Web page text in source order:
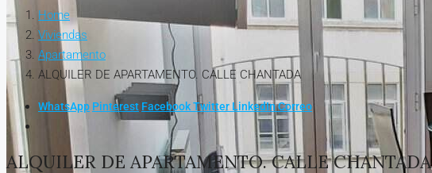
Home
Viviendas
Apartamento
ALQUILER DE APARTAMENTO. CALLE CHANTADA
WhatsApp Pinterest FacebookTwitter LinkedInCorreo
ALQUILER DE APARTAMENTO. CALLE CHANTADA